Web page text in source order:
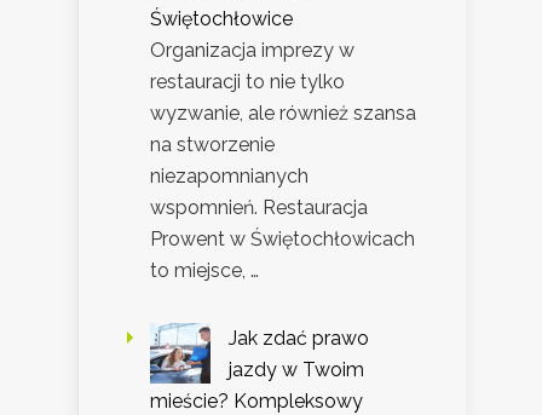
Świętochłowice
Organizacja imprezy w
restauracji to nie tylko
wyzwanie, ale również szansa
na stworzenie
niezapomnianych
wspomnień. Restauracja
Prowent w Świętochłowicach
to miejsce, …
Jak zdać prawo
jazdy w Twoim
mieście? Kompleksowy